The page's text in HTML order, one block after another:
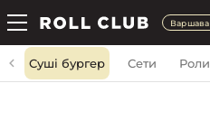
Варшава
Суші бургер Сети Роли